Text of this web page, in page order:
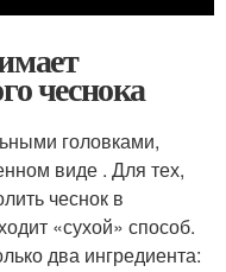
чеснока
головками,
виде . Для тех,
чеснок в
«сухой» способ.
два ингредиента: